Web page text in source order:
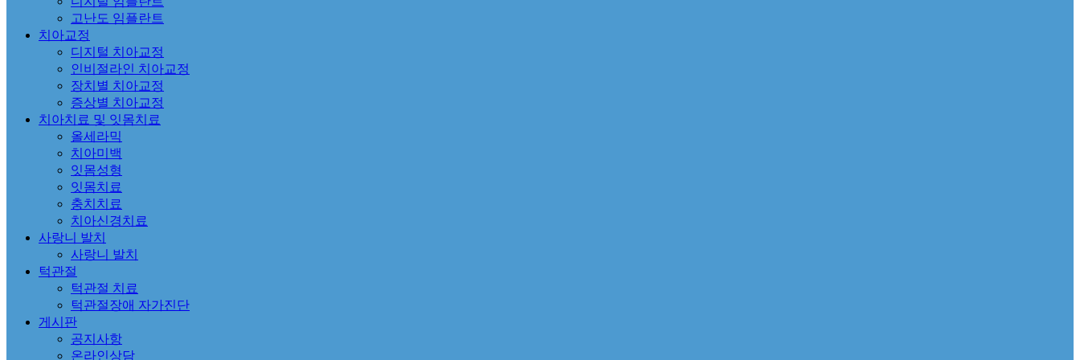
고난도 임플란트
치아교정
디지털 치아교정
인비절라인 치아교정
장치별 치아교정
증상별 치아교정
치아치료 및 잇몸치료
올세라믹
치아미백
잇몸성형
잇몸치료
충치치료
치아신경치료
사랑니 발치
사랑니 발치
턱관절
턱관절 치료
턱관절장애 자가진단
게시판
공지사항
온라인상담